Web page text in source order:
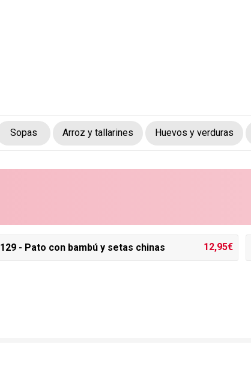
Sopas Arroz y tallarines Huevos y verduras
129 - Pato con bambú y setas chinas 12,95€